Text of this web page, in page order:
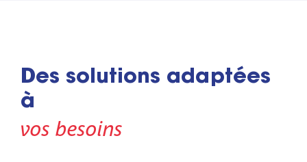
Des solutions adaptées
à
vos besoins